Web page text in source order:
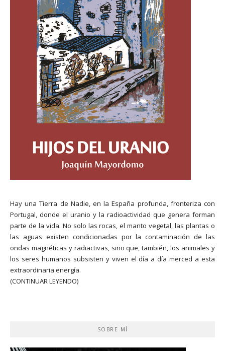
Hay una Tierra de Nadie, en la España profunda, fronteriza con
Portugal, donde el uranio y la radioactividad que genera forman
parte de la vida. No solo las rocas, el manto vegetal, las plantas o
las aguas existen condicionadas por la contaminación de las
ondas magnéticas y radiactivas, sino que, también, los animales y
los seres humanos subsisten y viven el día a día merced a esta
extraordinaria energía.
(CONTINUAR LEYENDO)
SOBRE MÍ